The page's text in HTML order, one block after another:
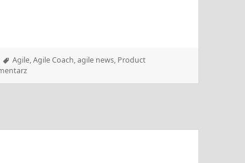
Tagi
Agile,Agile Coach,agile news, Product
do Zwinny przewodnik: 17-23.10.2023